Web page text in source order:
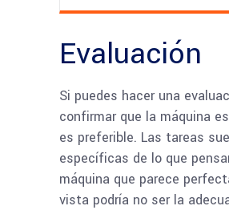
Evaluación
Si puedes hacer una
confirmar que la máquina
es preferible. Las tareas
específicas de lo que
máquina que parece
vista podría no ser la